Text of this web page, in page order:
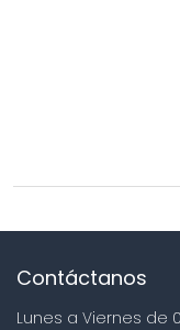
Contáctanos
Lunes a Viernes de